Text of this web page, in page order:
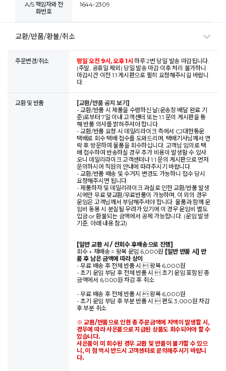
A/S 책임자와 전
화번호
1644-2309
교환/반품/환불/취소
주문변경/취소 평일 오전 9시, 오후 1시하루 2번 당일 발송 마감됩니다.
(주말, 공휴일 제외) 당일 발송 마감 이후 처리 불가하니
마감시간 이전 1:1 게시판으로 필히 요청해주시길 바랍니
다.
교환 및 반품
[교환/반품 공지 보기]
- 교환/반품 시 제품을 수령하신 날(운송장 배달 완료 기
준)로부터 7일 이내 고객센터 또는 1:1 문의 게시판을 통
해 반품 의사를 밝혀주셔야 합니다.
- 교환/반품 요청 시 데일리라이크 측에서 CJ대한통운
택배로 회수 택배 접수를 도와드리며, 택배기사님께서 연
락 후 방문하여 물품을 회수하십니다. 고객님 임의로 택
배 접수하여 반송하실 경우 추가 비용이 발생할 수 있사
오니 데일리라이크 고객센터나 1:1 문의 게시판으로 먼저
문의하시어 직원의 안내에 따라주시기 바랍니다.
- 교환/반품 배송 및 수거지 변경도 가능하니 접수 당시
요청해주시면 됩니다.
- 제품하자 및 데일리라이크 과실로 인한 교환/반품 발생
시에만 무료 맞교환/무료반품이 가능하며, 이 외의 경우
운임은 고객님께서 부담해주셔야 합니다. 물품과 함께 운
임비 동봉 시 분실될 우려가 있기에 이 경우 운임비 별도
입금 or 환불되는 금액에서 공제 가능합니다. (운임 발생
기준, 아래 내용 참고)
[일반 교환 시 / 선회수 후배송으로 진행]
회수 + 재배송 = 왕복 운임 6,000원 [일반 반품 시] 반
품 후 남은 금액에 따라 상이
- 무료 배송 후 전체 반품 시  왕복 6,000원
- 초기 운임 부담 후 전체 반품 시  초기 운임 포함된 총
금액에서 6,000원 차감 후 취소
- 무료 배송 후 전체 반품 시  왕복 6,000원
- 초기 운임 부담 후 부분 반품 시  편도 3,000원 차감
후 부분 취소
※ 교환/반품으로 인한 총 주문금액에 차액이 발생할 시,
경우에 따라 사은품으로 지급된 상품도 회수되어야 할 수
있습니다.
사은품이 미 회수된 경우 교환 및 반품이 불가할 수 있으
니, 이 점 역시 반드시 고객센터로 문의해주시기 바랍니
다.